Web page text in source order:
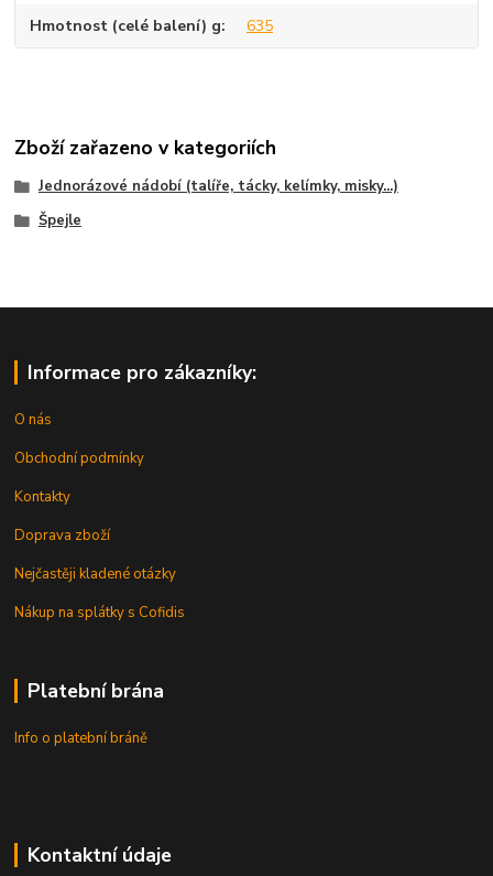
Hmotnost (celé balení) g 635
Zboží zařazeno v kategoriích
Jednorázové nádobí (talíře, tácky, kelímky, misky...)
Špejle
Informace pro zákazníky:
O nás
Obchodní podmínky
Kontakty
Doprava zboží
Nejčastěji kladené otázky
Nákup na splátky s Cofidis
Platební brána
Info o platební bráně
Kontaktní údaje